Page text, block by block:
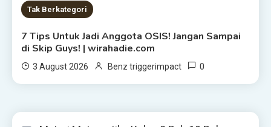
Tak Berkategori
7 Tips Untuk Jadi Anggota OSIS! Jangan Sampai
di Skip Guys! | wirahadie.com
3 August 2026 Benz triggerimpact 0